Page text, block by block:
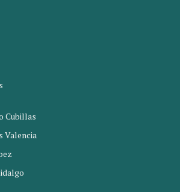
Cubillas
Valencia